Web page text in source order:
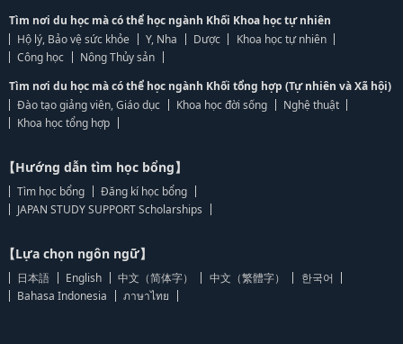
Tìm nơi du học mà có thể học ngành Khối Khoa học tự nhiên
Hộ lý, Bảo vệ sức khỏe
Y, Nha Dược
Khoa học tự nhiên
Công học
Nông Thủy sản
Tìm nơi du học mà có thể học ngành Khối tổng hợp (Tự nhiên và Xã hội)
Đào tạo giảng viên, Giáo dục
Khoa học đời sống
Nghệ thuật
Khoa học tổng hợp
【Hướng dẫn tìm học bổng】
Tìm học bổng
Đăng kí học bổng
JAPAN STUDY SUPPORT Scholarships
【Lựa chọn ngôn ngữ】
日本語 English 中文（简体字） 中文（繁體字）
한국어
Bahasa Indonesia
ภาษาไทย